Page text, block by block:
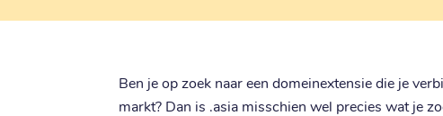
Ben je op zoek naar een domeinextensie die je
markt? Dan is .asia misschien wel precies wat je